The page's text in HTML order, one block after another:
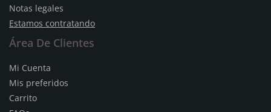
Notas legales
Estamos contratando
Área De Clientes
Mi Cuenta
Mis preferidos
Carrito